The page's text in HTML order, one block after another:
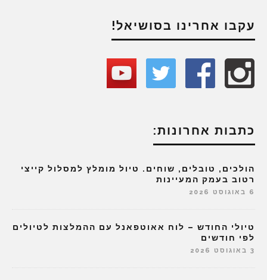
עקבו אחרינו בסושיאל!
כתבות אחרונות:
הולכים, טובלים, שוחים. טיול מומלץ למסלול קייצי
רטוב בעמק המעיינות
6 באוגוסט 2026
טיולי החודש – לוח אאוטפאנל עם ההמלצות לטיולים
לפי חודשים
3 באוגוסט 2026